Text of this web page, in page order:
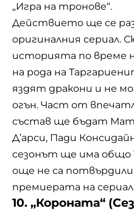
„Игра на тронове“.
Действието ще се
оригиналния сериал.
историята по време
на рода на
яздят дракони и не
огън. Част от
състав ще бъдат
Д’арси, Пади
сезонът ще има общо
още не са
премиерата на
10. „Короната“